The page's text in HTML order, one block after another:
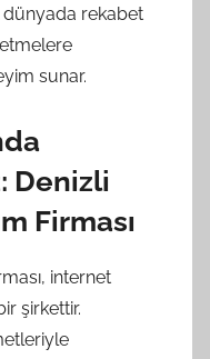
rekabet
sunar.
Denizli
Firması
internet
şirkettir.